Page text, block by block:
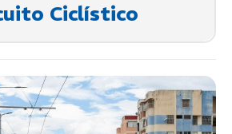
Ciclístico